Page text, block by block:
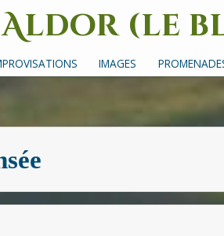
Aldor (le
Un site avec des mots, des images
IMAGES